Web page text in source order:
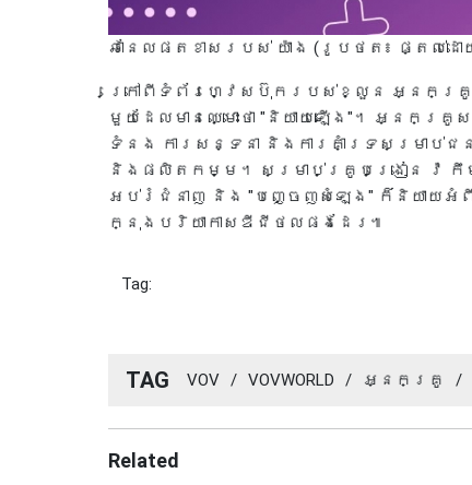
ឆានែលផតខាសរបស់ យ៉ាង (រូបថត៖ ផ្តល់ដ
ក្រៅពីទំព័រហ្វេសប៊ុករបស់ខ្លួន អ្នកគ្រូ
មួយដែលមានឈ្មោះថា "និយាយឡើង"។ អ្នក
ទំនង ការសន្ទនា និងការគាំទ្រសម្រាប់ជ
និងផលិតកម្ម។ សម្រាប់គ្រូបង្រៀន វ៉ កឹម
អប់រំជំនាញ និង "បញ្ចេញសំឡេង" ក៏និយា
ក្នុងបរិយាកាសឌីជីថលផងដែរ៕
Tag:
TAG VOV / VOVWORLD / អ្នកគ្រូ /
Related